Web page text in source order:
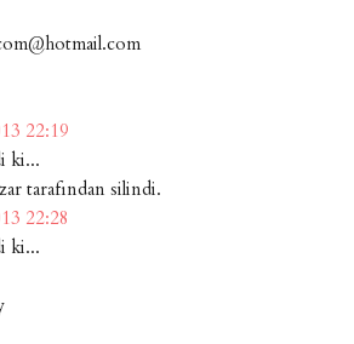
22:19
ki...
tarafından silindi.
22:28
ki...